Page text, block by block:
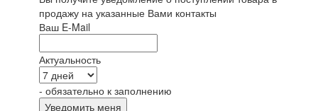
продажу на указанные Вами контакты
Ваш E-Mail
Актуальность
- обязательно к заполнению